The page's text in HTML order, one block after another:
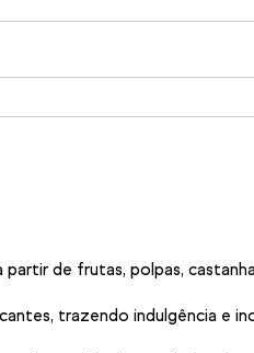
de frutas, polpas,
trazendo indulgência e